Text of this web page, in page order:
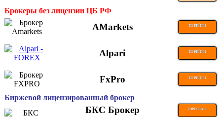
Брокеры без лицензии ЦБ РФ
AMarkets ПЕРЕЙТИ
Alpari ПЕРЕЙТИ
FxPro ПЕРЕЙТИ
Биржевой лицензированный брокер
БКС Брокер ТОРГОВАТЬ